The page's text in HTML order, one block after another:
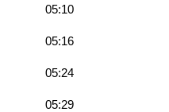
05:10
05:16
05:24
05:29